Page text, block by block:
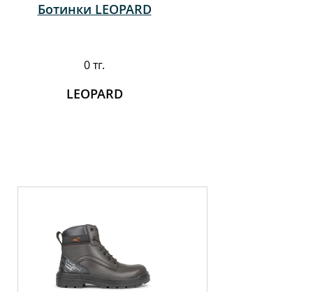
Ботинки LEOPARD
0 тг.
LEOPARD